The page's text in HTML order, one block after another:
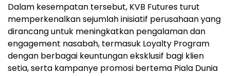
Dalam kesempatan tersebut, KVB Futures turut
memperkenalkan sejumlah inisiatif perusahaan yang
dirancang untuk meningkatkan pengalaman dan
engagement nasabah, termasuk Loyalty Program
dengan berbagai keuntungan eksklusif bagi klien
setia, serta kampanye promosi bertema Piala Dunia